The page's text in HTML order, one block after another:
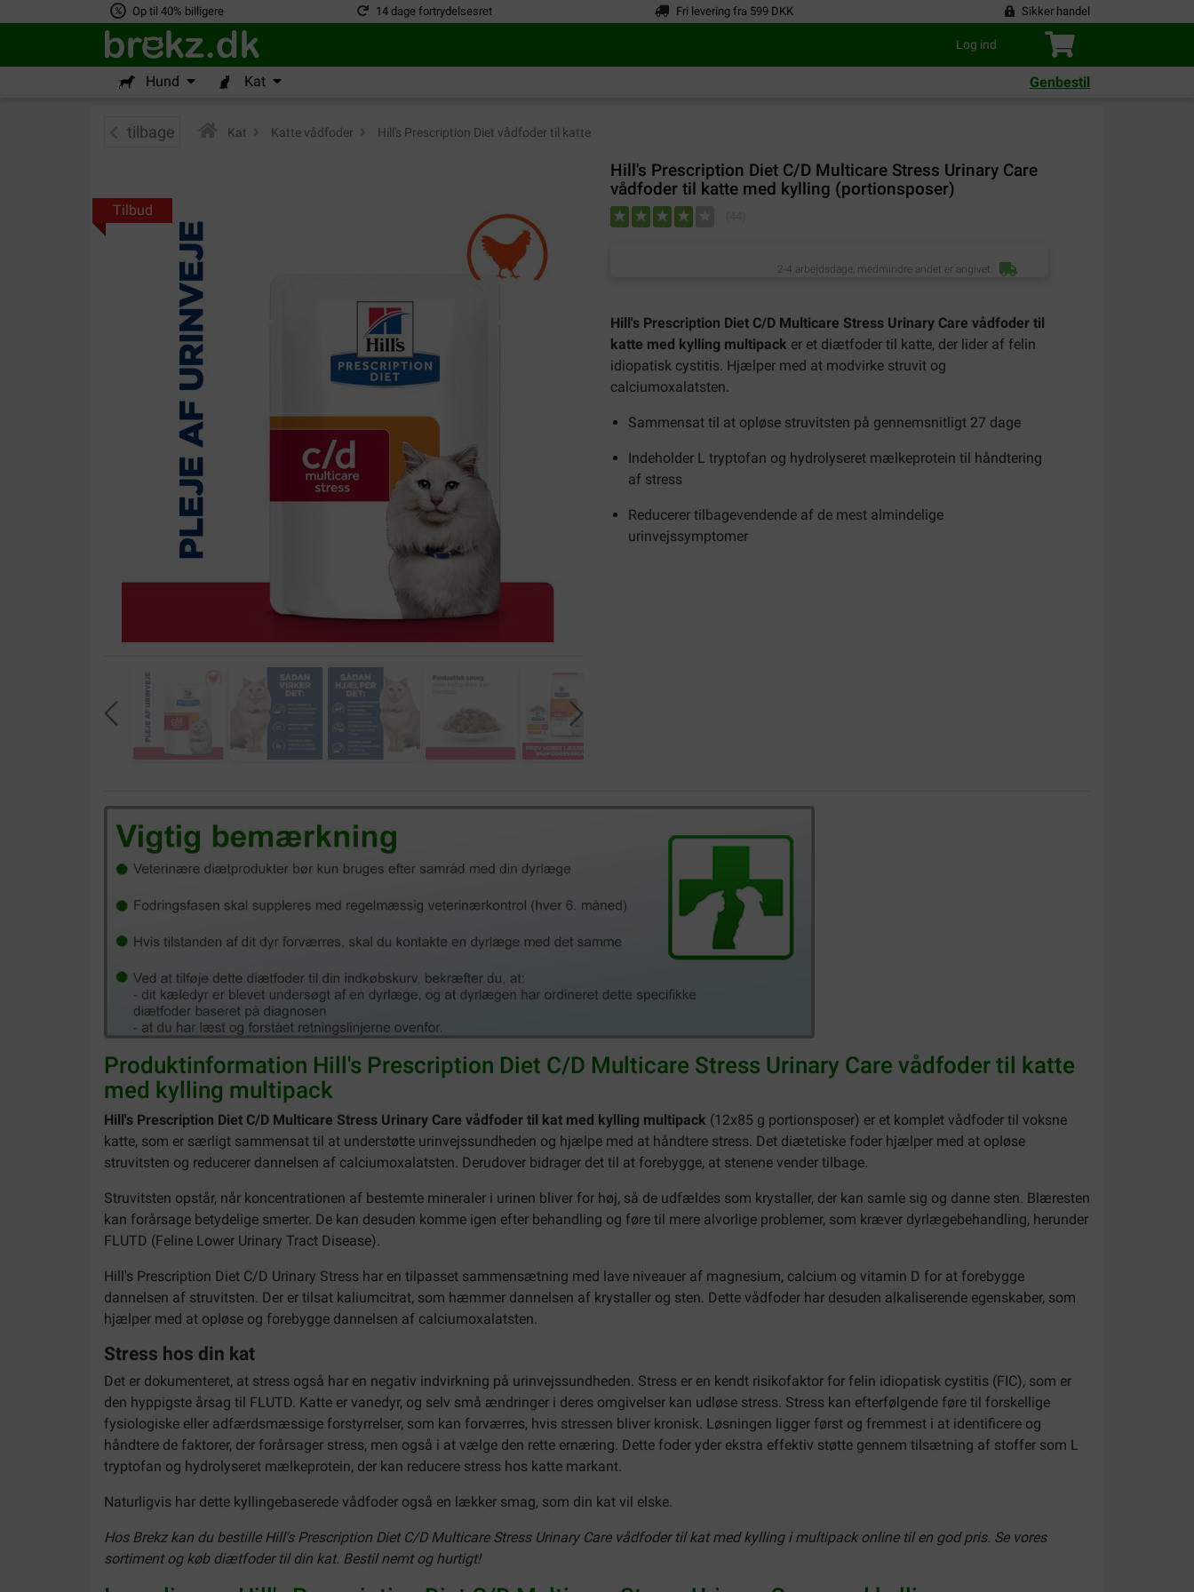
Op til 40% billigere 14 dage fortrydelsesret Fri levering fra 599 DKK Sikker handel
Log ind
Hund Kat Genbestil
tilbage Kat Katte vådfoder Hill's Prescription Diet vådfoder til katte
Hill's Prescription Diet C/D Multicare Stress Urinary Care
vådfoder til katte med kylling (portionsposer)
Tilbud
2-4 arbejdsdage, medmindre andet er angivet
Hill's Prescription Diet C/D Multicare Stress Urinary Care vådfoder til
katte med kylling multipack er et diætfoder til katte, der lider af felin
idiopatisk cystitis. Hjælper med at modvirke struvit og
calciumoxalatsten.
Sammensat til at opløse struvitsten på gennemsnitligt 27 dage
Indeholder L tryptofan og hydrolyseret mælkeprotein til håndtering
af stress
Reducerer tilbagevendende af de mest almindelige
urinvejssymptomer
Produktinformation Hill's Prescription Diet C/D Multicare Stress Urinary Care vådfoder til katte
med kylling multipack
Hill's Prescription Diet C/D Multicare Stress Urinary Care vådfoder til kat med kylling multipack (12x85 g portionsposer) er et komplet vådfoder til voksne
katte, som er særligt sammensat til at understøtte urinvejssundheden og hjælpe med at håndtere stress. Det diætetiske foder hjælper med at opløse
struvitsten og reducerer dannelsen af calciumoxalatsten. Derudover bidrager det til at forebygge, at stenene vender tilbage.
Struvitsten opstår, når koncentrationen af bestemte mineraler i urinen bliver for høj, så de udfældes som krystaller, der kan samle sig og danne sten. Blæresten
kan forårsage betydelige smerter. De kan desuden komme igen efter behandling og føre til mere alvorlige problemer, som kræver dyrlægebehandling, herunder
FLUTD (Feline Lower Urinary Tract Disease).
Hill's Prescription Diet C/D Urinary Stress har en tilpasset sammensætning med lave niveauer af magnesium, calcium og vitamin D for at forebygge
dannelsen af struvitsten. Der er tilsat kaliumcitrat, som hæmmer dannelsen af krystaller og sten. Dette vådfoder har desuden alkaliserende egenskaber, som
hjælper med at opløse og forebygge dannelsen af calciumoxalatsten.
Stress hos din kat
Det er dokumenteret, at stress også har en negativ indvirkning på urinvejssundheden. Stress er en kendt risikofaktor for felin idiopatisk cystitis (FIC), som er
den hyppigste årsag til FLUTD. Katte er vanedyr, og selv små ændringer i deres omgivelser kan udløse stress. Stress kan efterfølgende føre til forskellige
fysiologiske eller adfærdsmæssige forstyrrelser, som kan forværres, hvis stressen bliver kronisk. Løsningen ligger først og fremmest i at identificere og
håndtere de faktorer, der forårsager stress, men også i at vælge den rette ernæring. Dette foder yder ekstra effektiv støtte gennem tilsætning af stoffer som L
tryptofan og hydrolyseret mælkeprotein, der kan reducere stress hos katte markant.
Naturligvis har dette kyllingebaserede vådfoder også en lækker smag, som din kat vil elske.
Hos Brekz kan du bestille Hill's Prescription Diet C/D Multicare Stress Urinary Care vådfoder til kat med kylling i multipack online til en god pris. Se vores
sortiment og køb diætfoder til din kat. Bestil nemt og hurtigt!